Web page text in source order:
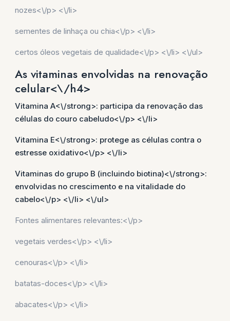
nozes<\/p> <\/li>
sementes de linhaça ou chia<\/p> <\/li>
certos óleos vegetais de qualidade<\/p> <\/li> <\/ul>
As vitaminas envolvidas na renovação
celular<\/h4>
Vitamina A<\/strong>: participa da renovação das
células do couro cabeludo<\/p> <\/li>
Vitamina E<\/strong>: protege as células contra o
estresse oxidativo<\/p> <\/li>
Vitaminas do grupo B (incluindo biotina)<\/strong>:
envolvidas no crescimento e na vitalidade do
cabelo<\/p> <\/li> <\/ul>
Fontes alimentares relevantes:<\/p>
vegetais verdes<\/p> <\/li>
cenouras<\/p> <\/li>
batatas-doces<\/p> <\/li>
abacates<\/p> <\/li>